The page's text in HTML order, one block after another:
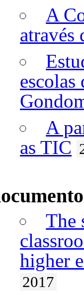
A
através
A
as TIC
The
higher
2017